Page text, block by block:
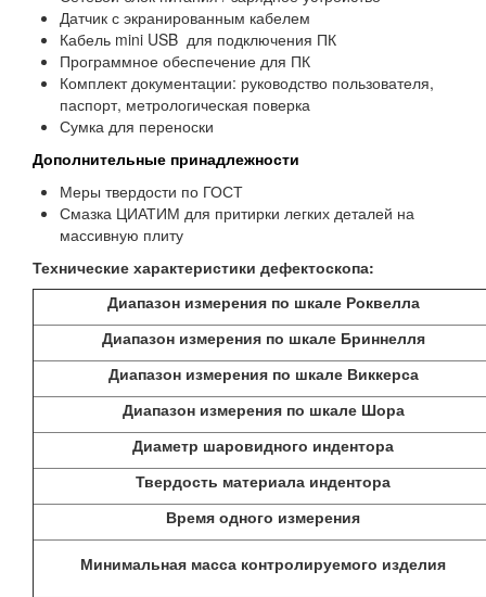
Датчик с экранированным кабелем
Кабель mini USB для подключения ПК
Программное обеспечение для ПК
Комплект документации: руководство пользователя,
паспорт, метрологическая поверка
Сумка для переноски
Дополнительные принадлежности
Меры твердости по ГОСТ
Смазка ЦИАТИМ для притирки легких деталей на
массивную плиту
Технические характеристики дефектоскопа:
Диапазон измерения по шкале Роквелла
Диапазон измерения по шкале Бриннелля
Диапазон измерения по шкале Виккерса
Диапазон измерения по шкале Шора
Диаметр шаровидного индентора
Твердость материала индентора
Время одного измерения
Минимальная масса контролируемого изделия